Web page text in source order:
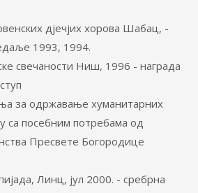
дјечјих хорова Шабац, -
1993, 1994.
свечаности Ниш, 1996 - награда
за одржавање хуманитарних
са посебним потребама од
Пресвете Богородице
Линц, јул 2000. - сребрна